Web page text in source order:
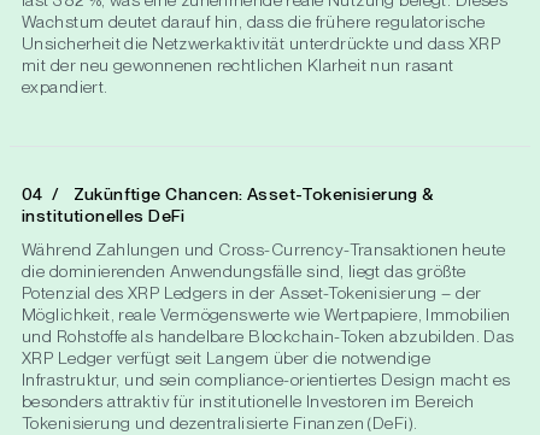
Wachstum deutet darauf hin, dass die frühere regulatorische
Unsicherheit die Netzwerkaktivität unterdrückte und dass XRP
mit der neu gewonnenen rechtlichen Klarheit nun rasant
expandiert.
Zukünftige Chancen: Asset-Tokenisierung &
institutionelles DeFi
Während Zahlungen und Cross-Currency-Transaktionen heute
die dominierenden Anwendungsfälle sind, liegt das größte
Potenzial des XRP Ledgers in der Asset-Tokenisierung – der
Möglichkeit, reale Vermögenswerte wie Wertpapiere, Immobilien
und Rohstoffe als handelbare Blockchain-Token abzubilden. Das
XRP Ledger verfügt seit Langem über die notwendige
Infrastruktur, und sein compliance-orientiertes Design macht es
besonders attraktiv für institutionelle Investoren im Bereich
Tokenisierung und dezentralisierte Finanzen (DeFi).